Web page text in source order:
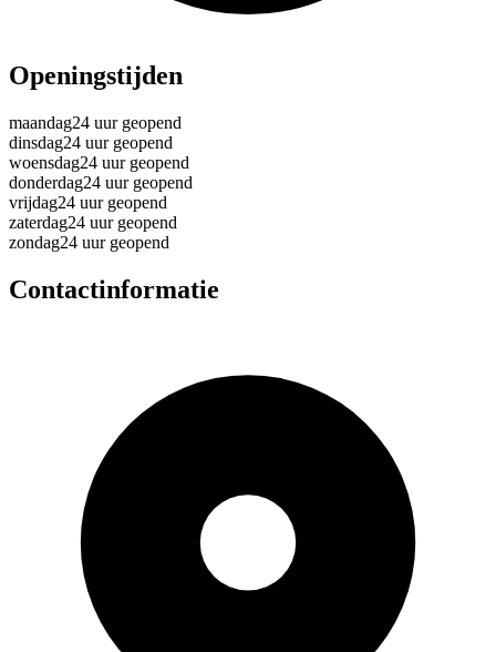
Openingstijden
maandag24 uur geopend
dinsdag24 uur geopend
woensdag24 uur geopend
donderdag24 uur geopend
vrijdag24 uur geopend
zaterdag24 uur geopend
zondag24 uur geopend
Contactinformatie